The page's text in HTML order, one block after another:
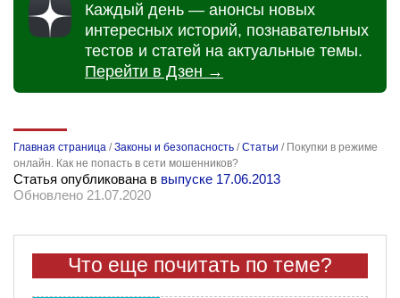
Каждый день — анонсы новых
интересных историй, познавательных
тестов и статей на актуальные темы.
Перейти в Дзен →
Главная страница /Законы и безопасность /Статьи / Покупки в режиме
онлайн. Как не попасть в сети мошенников?
Статья опубликована в выпуске 17.06.2013
Обновлено 21.07.2020
Что еще почитать по теме?